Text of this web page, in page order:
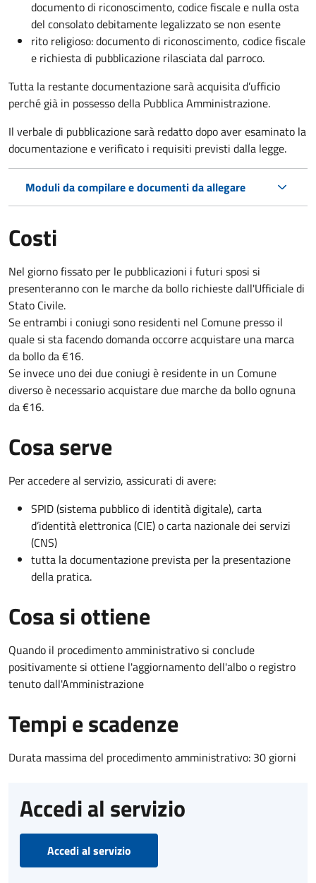
documento di riconoscimento, codice fiscale e nulla osta
del consolato debitamente legalizzato se non esente
rito religioso: documento di riconoscimento, codice fiscale
e richiesta di pubblicazione rilasciata dal parroco.
Tutta la restante documentazione sarà acquisita d’ufficio
perché già in possesso della Pubblica Amministrazione.
Il verbale di pubblicazione sarà redatto dopo aver esaminato la
documentazione e verificato i requisiti previsti dalla legge.
Moduli da compilare e documenti da allegare
Costi
Nel giorno fissato per le pubblicazioni i futuri sposi si
presenteranno con le marche da bollo richieste dall'Ufficiale di
Stato Civile.
Se entrambi i coniugi sono residenti nel Comune presso il
quale si sta facendo domanda occorre acquistare una marca
da bollo da €16.
Se invece uno dei due coniugi è residente in un Comune
diverso è necessario acquistare due marche da bollo ognuna
da €16.
Cosa serve
Per accedere al servizio, assicurati di avere:
SPID (sistema pubblico di identità digitale), carta
d’identità elettronica (CIE) o carta nazionale dei servizi
(CNS)
tutta la documentazione prevista per la presentazione
della pratica.
Cosa si ottiene
Quando il procedimento amministrativo si conclude
positivamente si ottiene l'aggiornamento dell'albo o registro
tenuto dall'Amministrazione
Tempi e scadenze
Durata massima del procedimento amministrativo: 30 giorni
Accedi al servizio
Accedi al servizio